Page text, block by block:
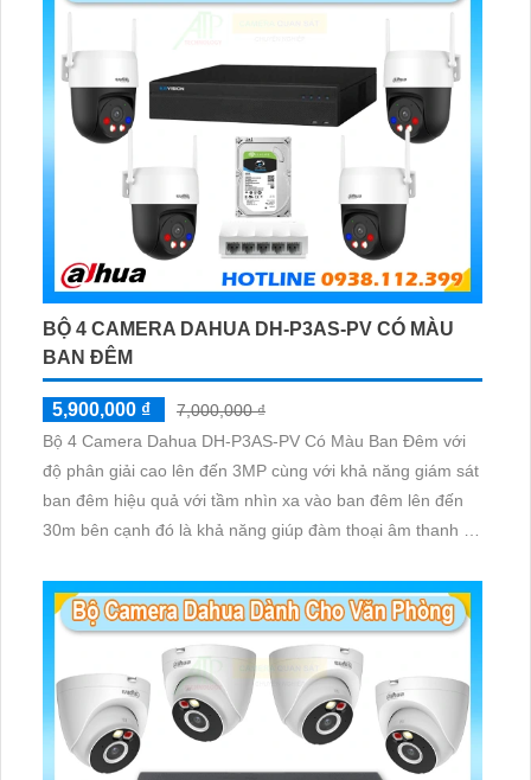
BỘ 4 CAMERA DAHUA DH-P3AS-PV CÓ MÀU
BAN ĐÊM
5,900,000 ₫
7,000,000 ₫
Bộ 4 Camera Dahua DH-P3AS-PV Có Màu Ban Đêm với
độ phân giải cao lên đến 3MP cùng với khả năng giám sát
ban đêm hiệu quả với tầm nhìn xa vào ban đêm lên đến
30m bên cạnh đó là khả năng giúp đàm thoại âm thanh 2
nhập